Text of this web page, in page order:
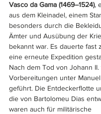
Vasco da Gama (1469–1524),
aus dem Kleinadel, einem
besonders durch die
Ämter und Ausübung der
bekannt war. Es dauerte fast
eine erneute Expedition
Nach dem Tod von Johann
Vorbereitungen unter
geführt. Die Entdeckerflotte
die von Bartolomeu Dias
waren auch für militärische